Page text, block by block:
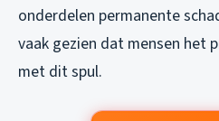
onderdelen permanente
vaak gezien dat mensen het
met dit spul.